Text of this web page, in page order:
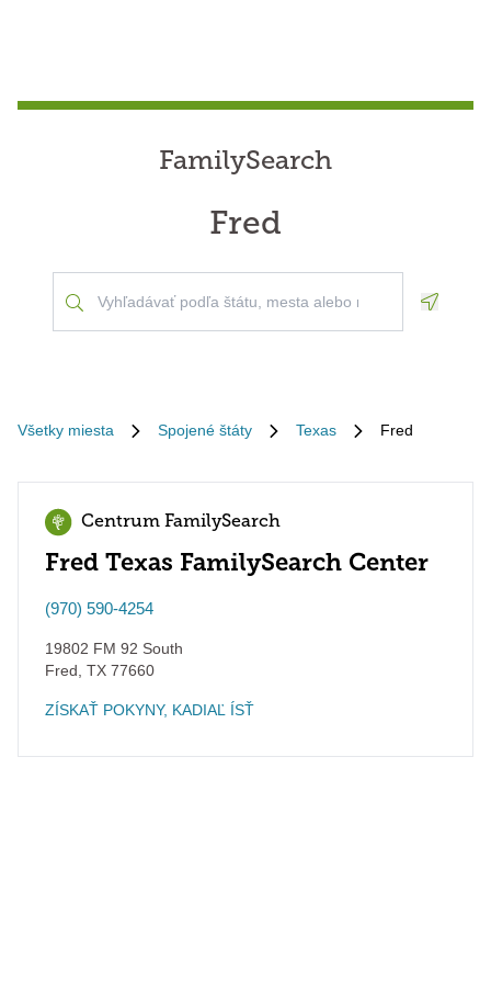
FamilySearch
Fred
Všetky miesta Spojené štáty Texas Fred
Centrum FamilySearch
Fred Texas FamilySearch Center
(970) 590-4254
19802 FM 92 South
Fred TX 77660
ZÍSKAŤ POKYNY, KADIAĽ ÍSŤ